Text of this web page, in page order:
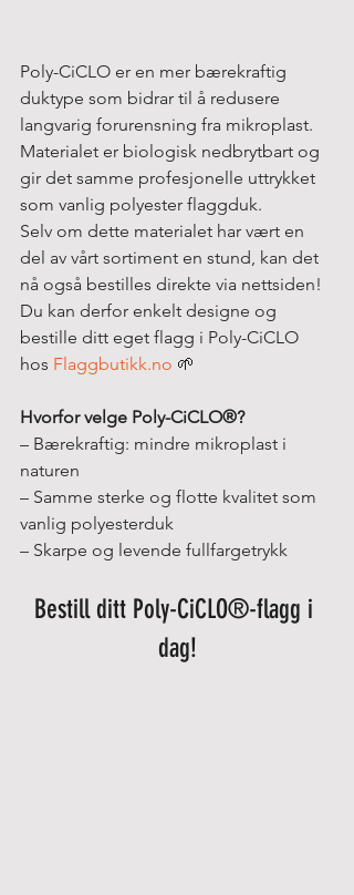
Poly-CiCLO er en mer bærekraftig
duktype som bidrar til å redusere
langvarig forurensning fra mikroplast.
Materialet er biologisk nedbrytbart og
gir det samme profesjonelle uttrykket
som vanlig polyester flaggduk.
Selv om dette materialet har vært en
del av vårt sortiment en stund, kan det
nå også bestilles direkte via nettsiden!
Du kan derfor enkelt designe og
bestille ditt eget flagg i Poly-CiCLO
hos Flaggbutikk.no 🌱
Hvorfor velge Poly-CiCLO®?
– Bærekraftig: mindre mikroplast i
naturen
– Samme sterke og flotte kvalitet som
vanlig polyesterduk
– Skarpe og levende fullfargetrykk
Bestill ditt Poly-CiCLO®-flagg i
dag!